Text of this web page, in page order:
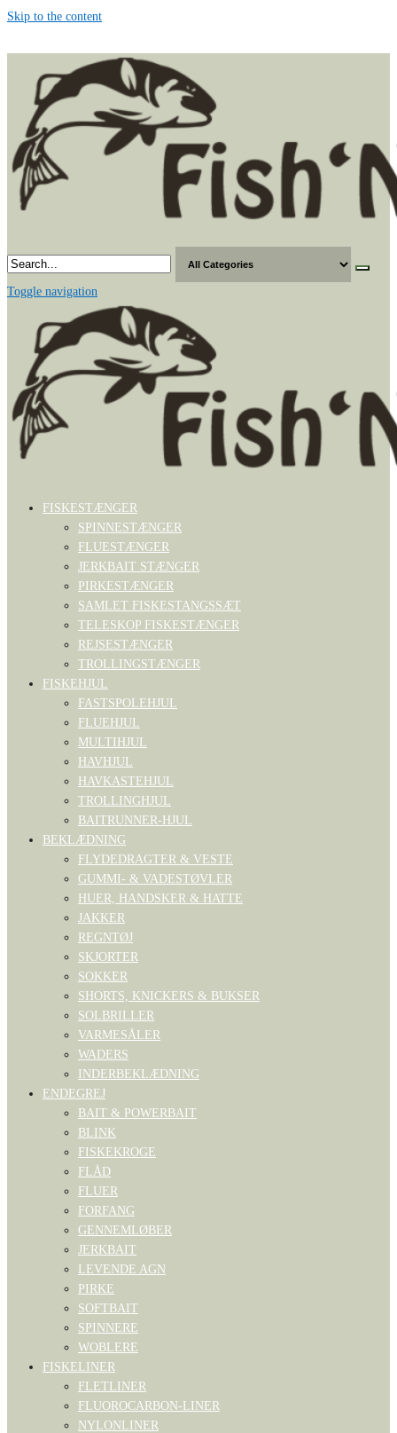
Skip to the content
Toggle navigation
FISKESTÆNGER
SPINNESTÆNGER
FLUESTÆNGER
JERKBAIT STÆNGER
PIRKESTÆNGER
SAMLET FISKESTANGSSÆT
TELESKOP FISKESTÆNGER
REJSESTÆNGER
TROLLINGSTÆNGER
FISKEHJUL
FASTSPOLEHJUL
FLUEHJUL
MULTIHJUL
HAVHJUL
HAVKASTEHJUL
TROLLINGHJUL
BAITRUNNER-HJUL
BEKLÆDNING
FLYDEDRAGTER & VESTE
GUMMI- & VADESTØVLER
HUER, HANDSKER & HATTE
JAKKER
REGNTØJ
SKJORTER
SOKKER
SHORTS, KNICKERS & BUKSER
SOLBRILLER
VARMESÅLER
WADERS
INDERBEKLÆDNING
ENDEGREJ
BAIT & POWERBAIT
BLINK
FISKEKROGE
FLÅD
FLUER
FORFANG
GENNEMLØBER
JERKBAIT
LEVENDE AGN
PIRKE
SOFTBAIT
SPINNERE
WOBLERE
FISKELINER
FLETLINER
FLUOROCARBON-LINER
NYLONLINER